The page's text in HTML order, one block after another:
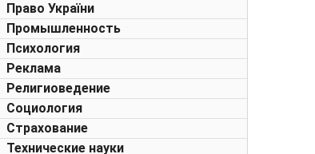
Право України
Промышленность
Психология
Реклама
Религиоведение
Социология
Страхование
Технические науки